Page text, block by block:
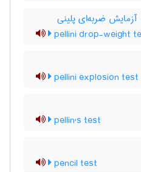
ضربه‌ای پلینی
pellini drop-weight
pellini explosion test
pellin's test
pencil test